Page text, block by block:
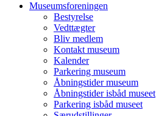
Museumsforeningen
Bestyrelse
Vedttægter
Bliv medlem
Kontakt museum
Kalender
Parkering museum
Åbningstider museum
Åbningstider isbåd museet
Parkering isbåd museet